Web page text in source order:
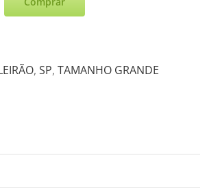
, SP, TAMANHO GRANDE